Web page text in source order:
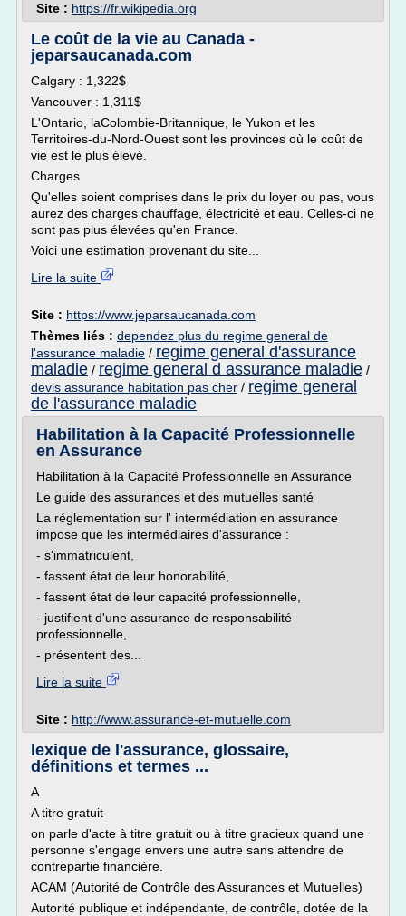
Site : https://fr.wikipedia.org
Le coût de la vie au Canada -
jeparsaucanada.com
Calgary : 1,322$
Vancouver : 1,311$
L'Ontario, laColombie-Britannique, le Yukon et les
Territoires-du-Nord-Ouest sont les provinces où le coût de
vie est le plus élevé.
Charges
Qu'elles soient comprises dans le prix du loyer ou pas, vous
aurez des charges chauffage, électricité et eau. Celles-ci ne
sont pas plus élevées qu'en France.
Voici une estimation provenant du site...
Lire la suite
Site : https://www.jeparsaucanada.com
Thèmes liés : dependez plus du regime general de
l'assurance maladie / regime general d'assurance
maladie / regime general d assurance maladie /
devis assurance habitation pas cher / regime general
de l'assurance maladie
Habilitation à la Capacité Professionnelle
en Assurance
Habilitation à la Capacité Professionnelle en Assurance
Le guide des assurances et des mutuelles santé
La réglementation sur l' intermédiation en assurance
impose que les intermédiaires d'assurance :
- s'immatriculent,
- fassent état de leur honorabilité,
- fassent état de leur capacité professionnelle,
- justifient d'une assurance de responsabilité
professionnelle,
- présentent des...
Lire la suite
Site : http://www.assurance-et-mutuelle.com
lexique de l'assurance, glossaire,
définitions et termes ...
A
A titre gratuit
on parle d'acte à titre gratuit ou à titre gracieux quand une
personne s'engage envers une autre sans attendre de
contrepartie financière.
ACAM (Autorité de Contrôle des Assurances et Mutuelles)
Autorité publique et indépendante, de contrôle, dotée de la